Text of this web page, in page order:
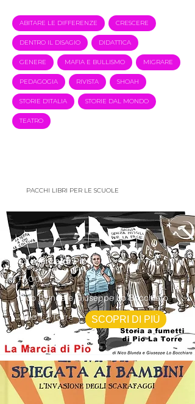
ABITARE LE DIFFERENZE CRESCERE
DENTRO IL DISAGIO DIDATTICA
GENERE MAFIA E BULLISMO MIGRARE
PEDAGOGIA RIVISTA SHOAH
STORIE D'ITALIA STORIE DAL MONDO
TEATRO
PACCHI LIBRI PER LE SCUOLE
La marcia di Pio
P-009
Nico Blunda e Giuseppe Lo Bocchiaro
''Pio La Torre'' - OnlusSCOPRI DI PIÙ